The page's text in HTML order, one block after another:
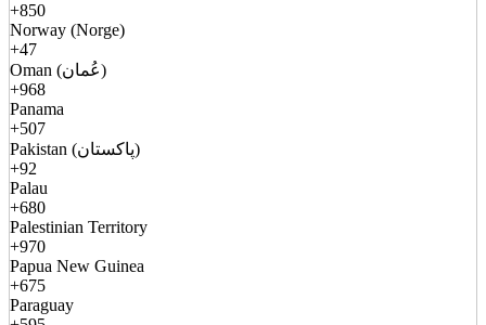
+850
Norway (Norge)
+47
Oman (عُمان)
+968
Panama
+507
Pakistan (پاکستان)
+92
Palau
+680
Palestinian Territory
+970
Papua New Guinea
+675
Paraguay